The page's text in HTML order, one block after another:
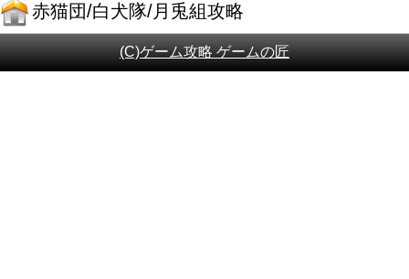
赤猫団/白犬隊/月兎組攻略
(C)ゲーム攻略 ゲームの匠